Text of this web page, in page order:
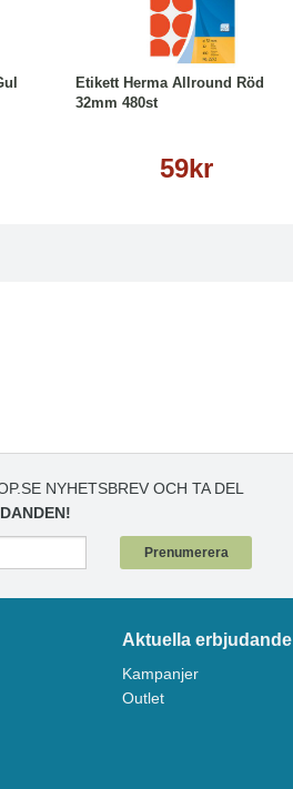
Etikett Herma Allround Röd
32mm 480st
59kr
Läs mer
NYHETSBREV OCH TA DEL
Prenumerera
Aktuella erbjudande
Kampanjer
Outlet